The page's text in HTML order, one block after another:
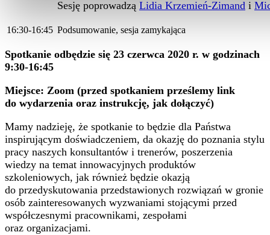
Sesję poprowadzą Lidia Krzemień-Zimand i
16:30-16:45 Podsumowanie, sesja zamykająca
Spotkanie odbędzie się 23 czerwca 2020 r. w godzinach
9:30-16:45
Miejsce: Zoom (przed spotkaniem prześlemy link
do wydarzenia oraz instrukcję, jak dołączyć)
Mamy nadzieję, że spotkanie to będzie dla Państwa
inspirującym doświadczeniem, da okazję do poznania stylu
pracy naszych konsultantów i trenerów, poszerzenia
wiedzy na temat innowacyjnych produktów
szkoleniowych, jak również będzie okazją
do przedyskutowania przedstawionych rozwiązań w gronie
osób zainteresowanych wyzwaniami stojącymi przed
współczesnymi pracownikami, zespołami
oraz organizacjami.